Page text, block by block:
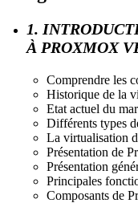
1.
À PROXMOX
Comprendre les
Historique de la
Etat actuel du
Différents types
La virtualisation
Présentation de
Présentation
Principales
Composants de